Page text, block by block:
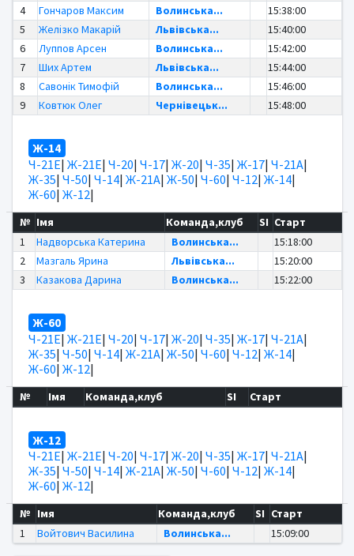
4
Гончаров Максим Волинська...
15:38:00
5
Желізко Макарій Львівська...
15:40:00
6
Луппов Арсен Волинська...
15:42:00
7
Ших Артем Львівська...
15:44:00
8
Савонік Тимофій Волинська...
15:46:00
9
Ковтюк Олег Чернівецьк... 15:48:00
Ж-14
Ч-21Е| Ж-21Е| Ч-20| Ч-17| Ж-20| Ч-35| Ж-17| Ч-21А|
Ж-35| Ч-50| Ч-14| Ж-21А| Ж-50| Ч-60| Ч-12| Ж-14|
Ж-60| Ж-12|
№ Імя Команда,клуб SI Старт
1
Надворська Катерина Волинська...
15:18:00
2
Мазгаль Ярина Львівська...
15:20:00
3
Казакова Дарина Волинська... 15:22:00
Ж-60
Ч-21Е| Ж-21Е| Ч-20| Ч-17| Ж-20| Ч-35| Ж-17| Ч-21А|
Ж-35| Ч-50| Ч-14| Ж-21А| Ж-50| Ч-60| Ч-12| Ж-14|
Ж-60| Ж-12|
№ Імя Команда,клуб SI Старт
Ж-12
Ч-21Е| Ж-21Е| Ч-20| Ч-17| Ж-20| Ч-35| Ж-17| Ч-21А|
Ж-35| Ч-50| Ч-14| Ж-21А| Ж-50| Ч-60| Ч-12| Ж-14|
Ж-60| Ж-12|
№ Імя Команда,клуб SI Старт
1
Войтович Василина Волинська... 15:09:00